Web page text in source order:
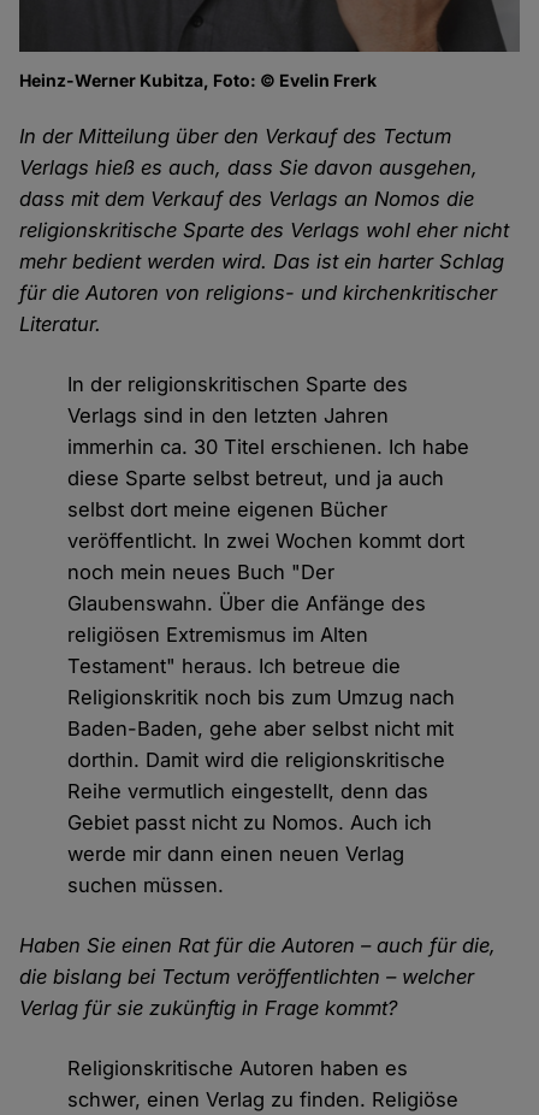
Heinz-Werner Kubitza, Foto: © Evelin Frerk
In der Mitteilung über den Verkauf des Tectum
Verlags hieß es auch, dass Sie davon ausgehen,
dass mit dem Verkauf des Verlags an Nomos die
religionskritische Sparte des Verlags wohl eher nicht
mehr bedient werden wird. Das ist ein harter Schlag
für die Autoren von religions- und kirchenkritischer
Literatur.
In der religionskritischen Sparte des
Verlags sind in den letzten Jahren
immerhin ca. 30 Titel erschienen. Ich habe
diese Sparte selbst betreut, und ja auch
selbst dort meine eigenen Bücher
veröffentlicht. In zwei Wochen kommt dort
noch mein neues Buch "Der
Glaubenswahn. Über die Anfänge des
religiösen Extremismus im Alten
Testament" heraus. Ich betreue die
Religionskritik noch bis zum Umzug nach
Baden-Baden, gehe aber selbst nicht mit
dorthin. Damit wird die religionskritische
Reihe vermutlich eingestellt, denn das
Gebiet passt nicht zu Nomos. Auch ich
werde mir dann einen neuen Verlag
suchen müssen.
Haben Sie einen Rat für die Autoren – auch für die,
die bislang bei Tectum veröffentlichten – welcher
Verlag für sie zukünftig in Frage kommt?
Religionskritische Autoren haben es
schwer, einen Verlag zu finden. Religiöse